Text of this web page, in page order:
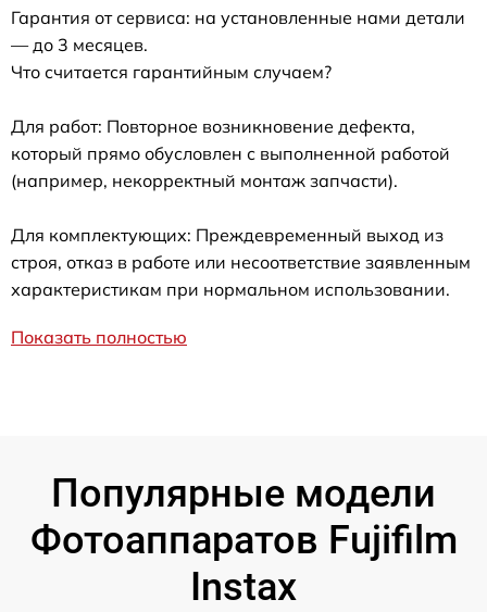
Гарантия от сервиса: на установленные нами детали
— до 3 месяцев.
Что считается гарантийным случаем?
Для работ: Повторное возникновение дефекта,
который прямо обусловлен с выполненной работой
(например, некорректный монтаж запчасти).
Для комплектующих: Преждевременный выход из
строя, отказ в работе или несоответствие заявленным
характеристикам при нормальном использовании.
Показать полностью
Популярные модели
Фотоаппаратов Fujifilm
Instax